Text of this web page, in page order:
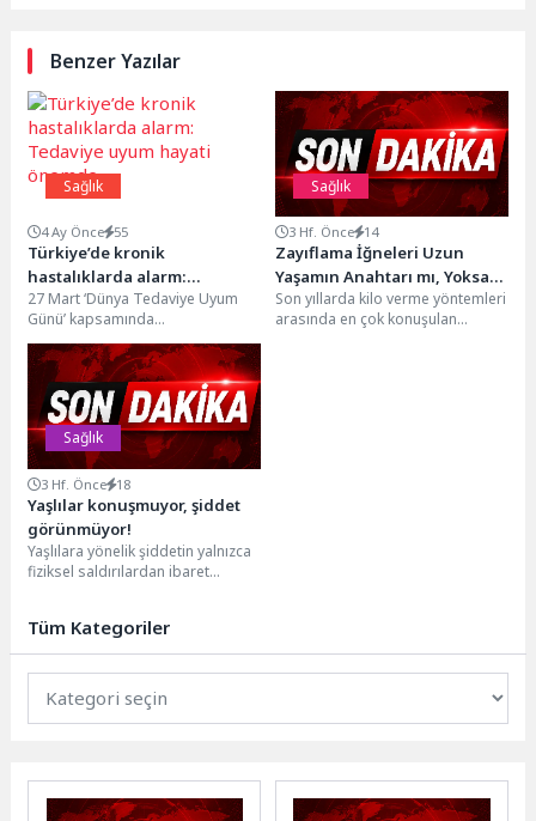
Benzer Yazılar
Sağlık
4 Ay Önce 55
Türkiye’de kronik
hastalıklarda alarm:
Tedaviye uyum hayati
önemde
27 Mart ‘Dünya Tedaviye Uyum
Günü’ kapsamında
Kahramanmaraş’ta düzenlenen
etkinlikte uzmanlar, kronik
hastalıklarda tedaviye uyumun...
Sağlık
3 Hf. Önce 14
Zayıflama İğneleri Uzun
Yaşamın Anahtarı mı, Yoksa
Geçici Çözüm mü?
Son yıllarda kilo verme yöntemleri
arasında en çok konuşulan
Sağlık
3 Hf. Önce 18
Yaşlılar konuşmuyor, şiddet
görünmüyor!
Yaşlılara yönelik şiddetin yalnızca
fiziksel saldırılardan ibaret
Tüm Kategoriler